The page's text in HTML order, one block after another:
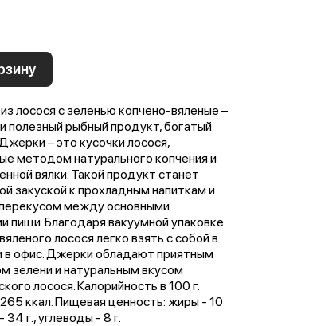
лосося с зеленью копчено-вяленые –
полезный рыбный продукт, богатый
– это кусочки лосося,
методом натурального копчения и
вялки. Такой продукт станет
закуской к прохладным напиткам и
между основными
пищи. Благодаря вакуумной упаковке
лосося легко взять с собой в
в офис. Джерки обладают приятным
зелени и натуральным вкусом
лосося. Калорийность в 100 г.
ккал. Пищевая ценность: жиры - 10
34 г., углеводы - 8 г.